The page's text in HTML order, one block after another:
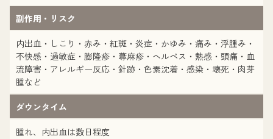
副作用・リスク
内出血・しこり・赤み・紅斑・炎症・かゆみ・痛み・浮腫み・
不快感・過敏症・膨隆疹・蕁麻疹・ヘルペス・熱感・頭痛・血
流障害・アレルギー反応・針跡・色素沈着・感染・壊死・肉芽
腫など
ダウンタイム
腫れ、内出血は数日程度